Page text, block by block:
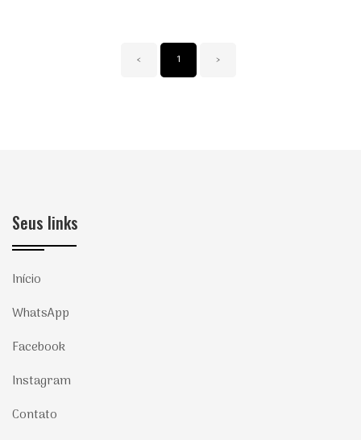
‹ 1 ›
Seus links
Início
WhatsApp
Facebook
Instagram
Contato